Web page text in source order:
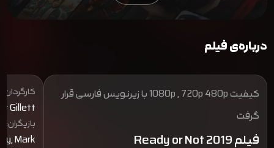
درباره‌ی فیلم
کیفیت 1080p , 720p 480p با زیرنویس فارسی قرار
گرفت
فیلم Ready or Not 2019
کارگردان:
Gillett
بازیگران:
Mark